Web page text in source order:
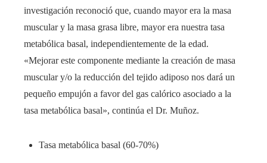
investigación reconoció que, cuando mayor era la masa
muscular y la masa grasa libre, mayor era nuestra tasa
metabólica basal, independientemente de la edad.
«Mejorar este componente mediante la creación de masa
muscular y/o la reducción del tejido adiposo nos dará un
pequeño empujón a favor del gas calórico asociado a la
tasa metabólica basal», continúa el Dr. Muñoz.
Tasa metabólica basal (60-70%)